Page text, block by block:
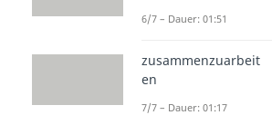
6/7 – Dauer: 01:51
zusammenzuarbeit
en
7/7 – Dauer: 01:17